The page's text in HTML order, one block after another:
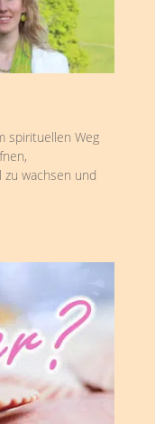
spirituellen Weg
wachsen und